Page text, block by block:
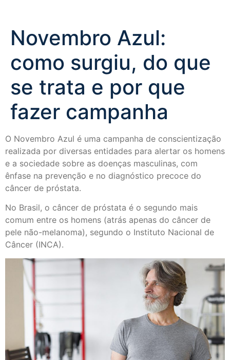
Novembro Azul:
como surgiu, do que
se trata e por que
fazer campanha
O Novembro Azul é uma campanha de conscientização
realizada por diversas entidades para alertar os homens
e a sociedade sobre as doenças masculinas, com
ênfase na prevenção e no diagnóstico precoce do
câncer de próstata.
No Brasil, o câncer de próstata é o segundo mais
comum entre os homens (atrás apenas do câncer de
pele não-melanoma), segundo o Instituto Nacional de
Câncer (INCA).